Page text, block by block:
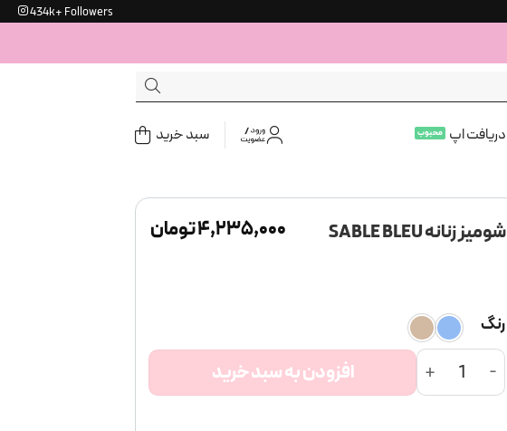
434k+ Followers
دریافت اپ سبد خرید
شومیز زنانه SABLE BLEU ۴,۲۳۵,۰۰۰تومان
رنگ
شومیز زنانه Sable Bleu عدد افزودن به سبد خرید